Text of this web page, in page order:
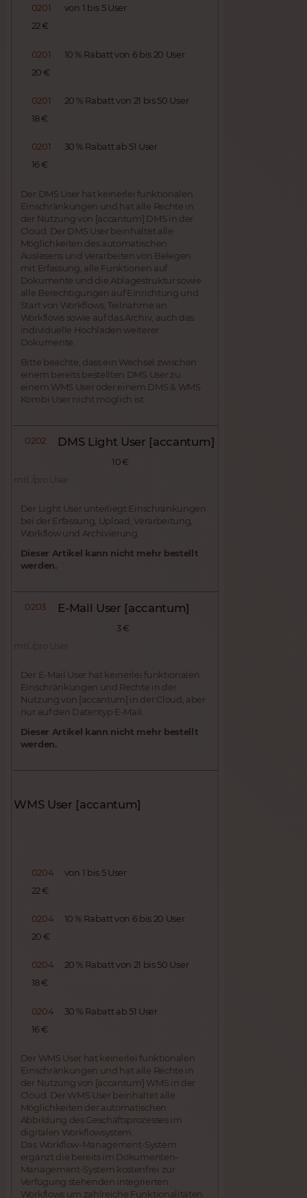
0201
von 1 bis 5 User
22 €
0201
10 % Rabatt von 6 bis 20 User
20 €
0201
20 % Rabatt von 21 bis 50 User
18 €
0201
30 % Rabatt ab 51 User
16 €
Der DMS User hat keinerlei funktionalen
Einschränkungen und hat alle Rechte in
der Nutzung von [accantum] DMS in der
Cloud. Der DMS User beinhaltet alle
Möglichkeiten des automatischen
Auslesens und Verarbeiten von Belegen
mit Erfassung, alle Funktionen auf
Dokumente und die Ablagestruktur sowie
alle Berechtigungen auf Einrichtung und
Start von Workflows, Teilnahme an
Workflows sowie auf das Archiv, auch das
individuelle Hochladen weiterer
Dokumente.
Bitte beachte, dass ein Wechsel zwischen
einem bereits bestellten DMS User zu
einem WMS User oder einem DMS & WMS
Kombi User nicht möglich ist.
0202 DMS Light User [accantum]
10 €
mtl./pro User
Der Light User unterliegt Einschränkungen
bei der Erfassung, Upload, Verarbeitung,
Workflow und Archivierung.
Dieser Artikel kann nicht mehr bestellt
werden.
0203 E-Mail User [accantum]
3 €
mtl./pro User
Der E-Mail User hat keinerlei funktionalen
Einschränkungen und Rechte in der
Nutzung von [accantum] in der Cloud, aber
nur auf den Datentyp E-Mail.
Dieser Artikel kann nicht mehr bestellt
werden.
WMS User [accantum]
0204
von 1 bis 5 User
22 €
0204
10 % Rabatt von 6 bis 20 User
20 €
0204
20 % Rabatt von 21 bis 50 User
18 €
0204
30 % Rabatt ab 51 User
16 €
Der WMS User hat keinerlei funktionalen
Einschränkungen und hat alle Rechte in
der Nutzung von [accantum] WMS in der
Cloud. Der WMS User beinhaltet alle
Möglichkeiten der automatischen
Abbildung des Geschäftsprozesses im
digitalen Workflowsystem.
Das Workflow-Management-System
ergänzt die bereits im Dokumenten-
Management-System kostenfrei zur
Verfügung stehenden integrierten
Workflows um zahlreiche Funktionalitäten.